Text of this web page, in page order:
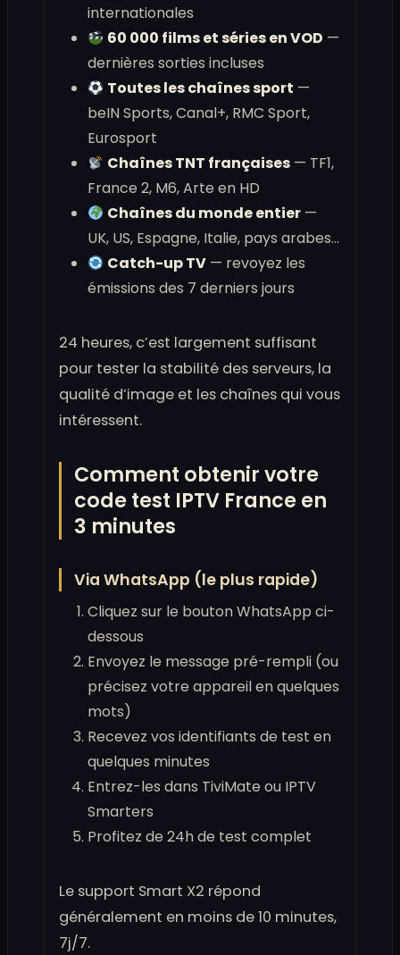
internationales
60 000 films et séries en VOD —
dernières sorties incluses
Toutes les chaînes sport —
beIN Sports, Canal+, RMC Sport,
Eurosport
Chaînes TNT françaises — TF1,
France 2, M6, Arte en HD
Chaînes du monde entier —
UK, US, Espagne, Italie, pays arabes…
Catch-up TV — revoyez les
émissions des 7 derniers jours
24 heures, c’est largement suffisant
pour tester la stabilité des serveurs, la
qualité d’image et les chaînes qui vous
intéressent.
Comment obtenir votre
code test IPTV France en
3 minutes
Via WhatsApp (le plus rapide)
Cliquez sur le bouton WhatsApp ci-
dessous
Envoyez le message pré-rempli (ou
précisez votre appareil en quelques
mots)
Recevez vos identifiants de test en
quelques minutes
Entrez-les dans TiviMate ou IPTV
Smarters
Profitez de 24h de test complet
Le support Smart X2 répond
généralement en moins de 10 minutes,
7j/7.